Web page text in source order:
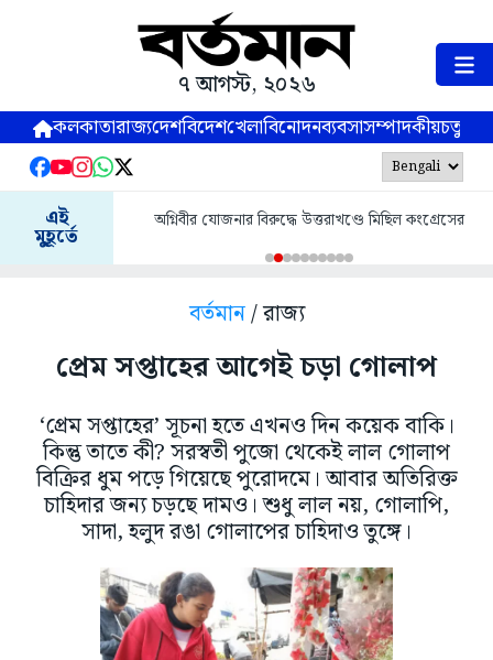
৭ আগস্ট, ২০২৬
কলকাতারাজ্যদেশবিদেশখেলাবিনোদনব্যবসাসম্পাদকীয়
এই
মুহূর্তে
অগ্নিবীর যোজনার বিরুদ্ধে উত্তরাখণ্ডে মিছিল কংগ্রেসের
বর্তমান/ রাজ্য
প্রেম সপ্তাহের আগেই চড়া গোলাপ
‘প্রেম সপ্তাহের’ সূচনা হতে এখনও দিন কয়েক বাকি।
কিন্তু তাতে কী? সরস্বতী পুজো থেকেই লাল গোলাপ
বিক্রির ধুম পড়ে গিয়েছে পুরোদমে। আবার অতিরিক্ত
চাহিদার জন্য চড়ছে দামও। শুধু লাল নয়, গোলাপি,
সাদা, হলুদ রঙা গোলাপের চাহিদাও তুঙ্গে।